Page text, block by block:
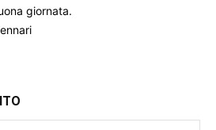
giornata.